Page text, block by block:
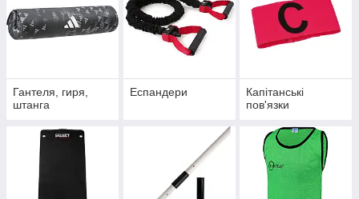
Гантеля, гиря,
штанга
Еспандери
Капітанські
пов'язки